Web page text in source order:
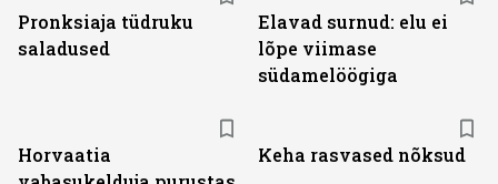
Pronksiaja tüdruku
saladused
Elavad surnud: elu ei
lõpe viimase
südamelöögiga
Horvaatia
Keha rasvased nõksud